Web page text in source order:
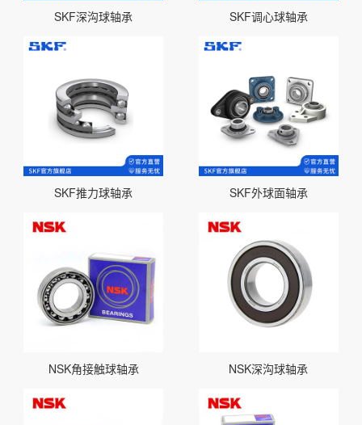
SKF深沟球轴承 SKF调心球轴承
SKF推力球轴承 SKF外球面轴承
NSK角接触球轴承 NSK深沟球轴承